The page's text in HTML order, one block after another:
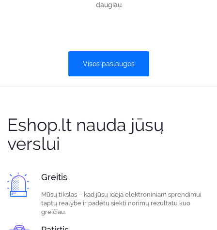
daugiau
Visos paslaugos
Eshop.lt nauda jūsų
verslui
Greitis
Mūsų tikslas – kad jūsų idėja elektroniniam sprendimui
taptų realybe ir padėtų siekti norimų rezultatų kuo
greičiau.